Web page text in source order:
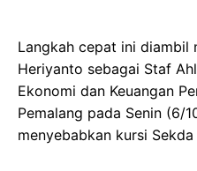
Langkah cepat ini diambil
Heriyanto sebagai Staf
Ekonomi dan Keuangan
Pemalang pada Senin (6/
menyebabkan kursi